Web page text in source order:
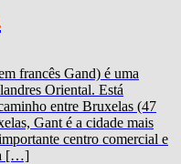
francês Gand) é uma
Oriental. Está
entre Bruxelas (47
Gant é a cidade mais
centro comercial e
[…]